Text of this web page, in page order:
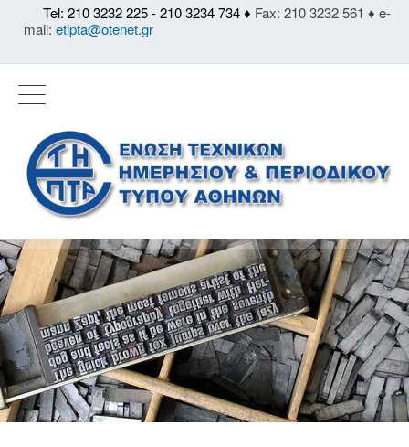
Tel: 210 3232 225 - 210 3234 734 ♦ Fax: 210 3232 561 ♦ e-
mail: etipta@otenet.gr